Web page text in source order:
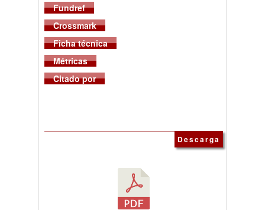
Fundref
Crossmark
Ficha técnica
Métricas
Citado por
Descarga